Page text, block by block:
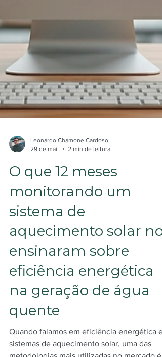
29 de mai.
O que 12 meses
monitorando um
sistema de
aquecimento solar nos
ensinaram sobre
eficiência energética
na geração de água
quente
Quando falamos em eficiência energética